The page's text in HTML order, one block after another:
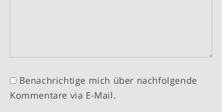
Benachrichtige mich über nachfolgende
Kommentare via E-Mail.